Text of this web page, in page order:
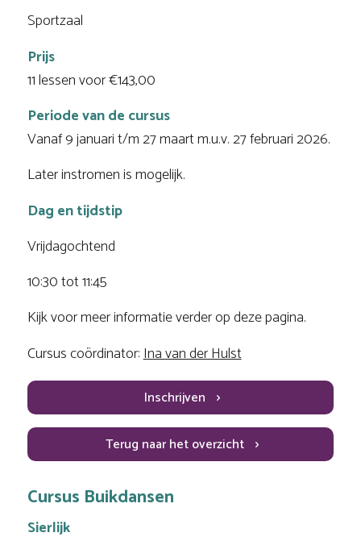
Sportzaal
Prijs
11 lessen voor €143,00
Periode van de cursus
Vanaf 9 januari t/m 27 maart m.u.v. 27 februari 2026.
Later instromen is mogelijk.
Dag en tijdstip
Vrijdagochtend
10:30 tot 11:45
Kijk voor meer informatie verder op deze pagina.
Cursus coördinator:Ina van der Hulst
Inschrijven
Terug naar het overzicht
Cursus Buikdansen
Sierlijk